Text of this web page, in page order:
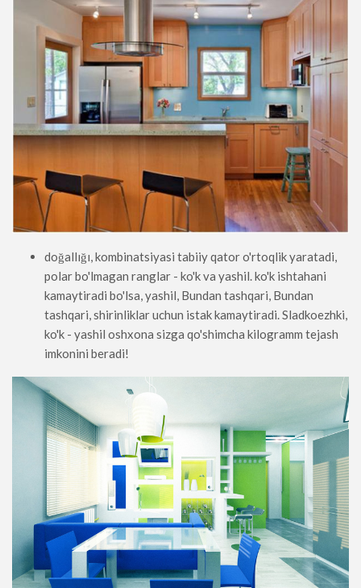
doğallığı, kombinatsiyasi tabiiy qator o'rtoqlik yaratadi,
polar bo'lmagan ranglar - ko'k va yashil. ko'k ishtahani
kamaytiradi bo'lsa, yashil, Bundan tashqari, Bundan
tashqari, shirinliklar uchun istak kamaytiradi. Sladkoezhki,
ko'k - yashil oshxona sizga qo'shimcha kilogramm tejash
imkonini beradi!